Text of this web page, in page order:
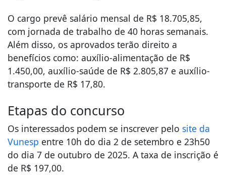
O cargo prevê salário mensal de R$ 18.705,85,
com jornada de trabalho de 40 horas semanais.
Além disso, os aprovados terão direito a
benefícios como: auxílio-alimentação de R$
1.450,00, auxílio-saúde de R$ 2.805,87 e auxílio-
transporte de R$ 17,80.
Etapas do concurso
Os interessados podem se inscrever pelo site da
Vunesp entre 10h do dia 2 de setembro e 23h50
do dia 7 de outubro de 2025. A taxa de inscrição é
de R$ 197,00.